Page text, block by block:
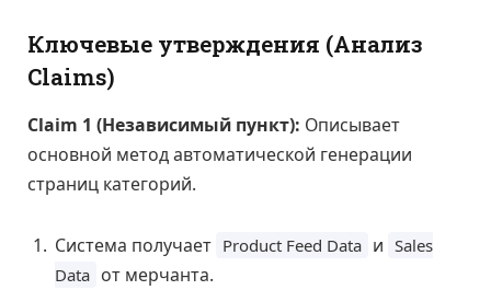
Ключевые утверждения (Анализ
Claims)
Claim 1 (Независимый пункт): Описывает
основной метод автоматической генерации
страниц категорий.
Система получает Product Feed Data и Sales
Data от мерчанта.